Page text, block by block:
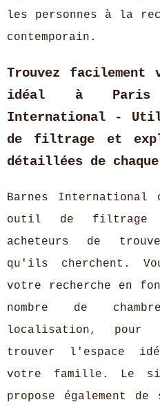
les personnes à la
contemporain.
Trouvez facilement
idéal à Paris
International -
de filtrage et
détaillées de
Barnes International
outil de filtrage
acheteurs de
qu'ils cherchent.
votre recherche en
nombre de
localisation, pour
trouver l'espace
votre famille. Le
propose également